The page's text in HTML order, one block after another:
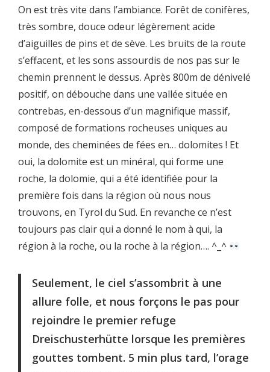
On est très vite dans l’ambiance. Forêt de conifères,
très sombre, douce odeur légèrement acide
d’aiguilles de pins et de sève. Les bruits de la route
s’effacent, et les sons assourdis de nos pas sur le
chemin prennent le dessus. Après 800m de dénivelé
positif, on débouche dans une vallée située en
contrebas, en-dessous d’un magnifique massif,
composé de formations rocheuses uniques au
monde, des cheminées de fées en… dolomites ! Et
oui, la dolomite est un minéral, qui forme une
roche, la dolomie, qui a été identifiée pour la
première fois dans la région où nous nous
trouvons, en Tyrol du Sud. En revanche ce n’est
toujours pas clair qui a donné le nom à qui, la
région à la roche, ou la roche à la région…. ^_^
Seulement, le ciel s’assombrit à une
allure folle, et nous forçons le pas pour
rejoindre le premier refuge
Dreischusterhütte lorsque les premières
gouttes tombent. 5 min plus tard, l’orage